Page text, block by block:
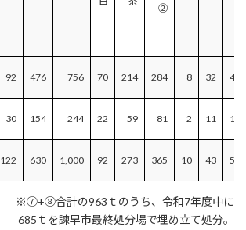
②
92 476 756 70 214 284 8 32 450
30 154 244 22 59 81 2 11 146
122 630 1,000 92 273 365 10 43 596
※⑦+⑧合計の963ｔのうち、令和7年度中に
685ｔを諫早市最終処分場で埋め立て処分。